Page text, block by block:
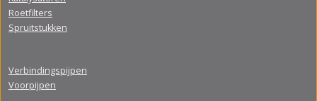
Roetfilters
Spruitstukken
Verbindingspijpen
Voorpijpen